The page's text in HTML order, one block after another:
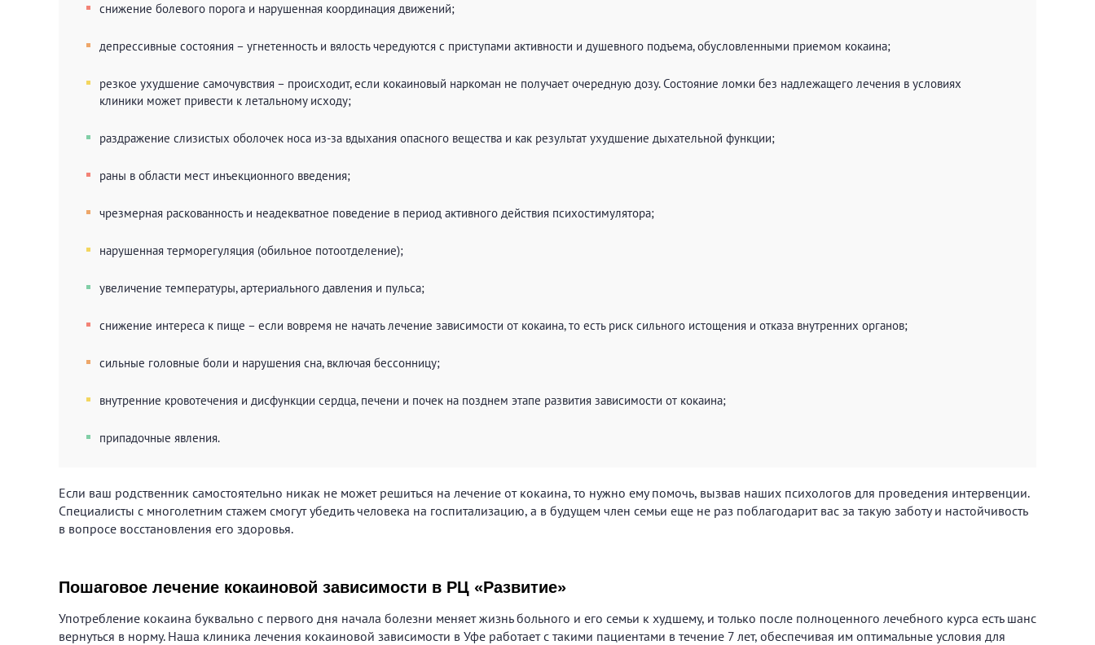
снижение болевого порога и нарушенная координация движений;
депрессивные состояния – угнетенность и вялость чередуются с приступами активности и душевного подъема, обусловленными приемом кокаина;
резкое ухудшение самочувствия – происходит, если кокаиновый наркоман не получает очередную дозу. Состояние ломки без надлежащего лечения в условиях
клиники может привести к летальному исходу;
раздражение слизистых оболочек носа из-за вдыхания опасного вещества и как результат ухудшение дыхательной функции;
раны в области мест инъекционного введения;
чрезмерная раскованность и неадекватное поведение в период активного действия психостимулятора;
нарушенная терморегуляция (обильное потоотделение);
увеличение температуры, артериального давления и пульса;
снижение интереса к пище – если вовремя не начать лечение зависимости от кокаина, то есть риск сильного истощения и отказа внутренних органов;
сильные головные боли и нарушения сна, включая бессонницу;
внутренние кровотечения и дисфункции сердца, печени и почек на позднем этапе развития зависимости от кокаина;
припадочные явления.
Если ваш родственник самостоятельно никак не может решиться на лечение от кокаина, то нужно ему помочь, вызвав наших психологов для проведения интервенции.
Специалисты с многолетним стажем смогут убедить человека на госпитализацию, а в будущем член семьи еще не раз поблагодарит вас за такую заботу и настойчивость
в вопросе восстановления его здоровья.
Пошаговое лечение кокаиновой зависимости в РЦ «Развитие»
Употребление кокаина буквально с первого дня начала болезни меняет жизнь больного и его семьи к худшему, и только после полноценного лечебного курса есть шанс
вернуться в норму. Наша клиника лечения кокаиновой зависимости в Уфе работает с такими пациентами в течение 7 лет, обеспечивая им оптимальные условия для